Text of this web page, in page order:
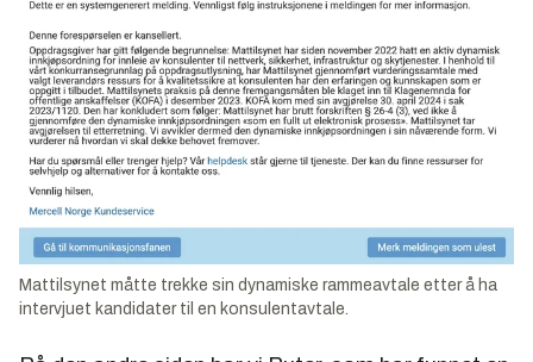
Mattilsynet måtte trekke sin dynamiske rammeavtale etter å ha
intervjuet kandidater til en konsulentavtale.